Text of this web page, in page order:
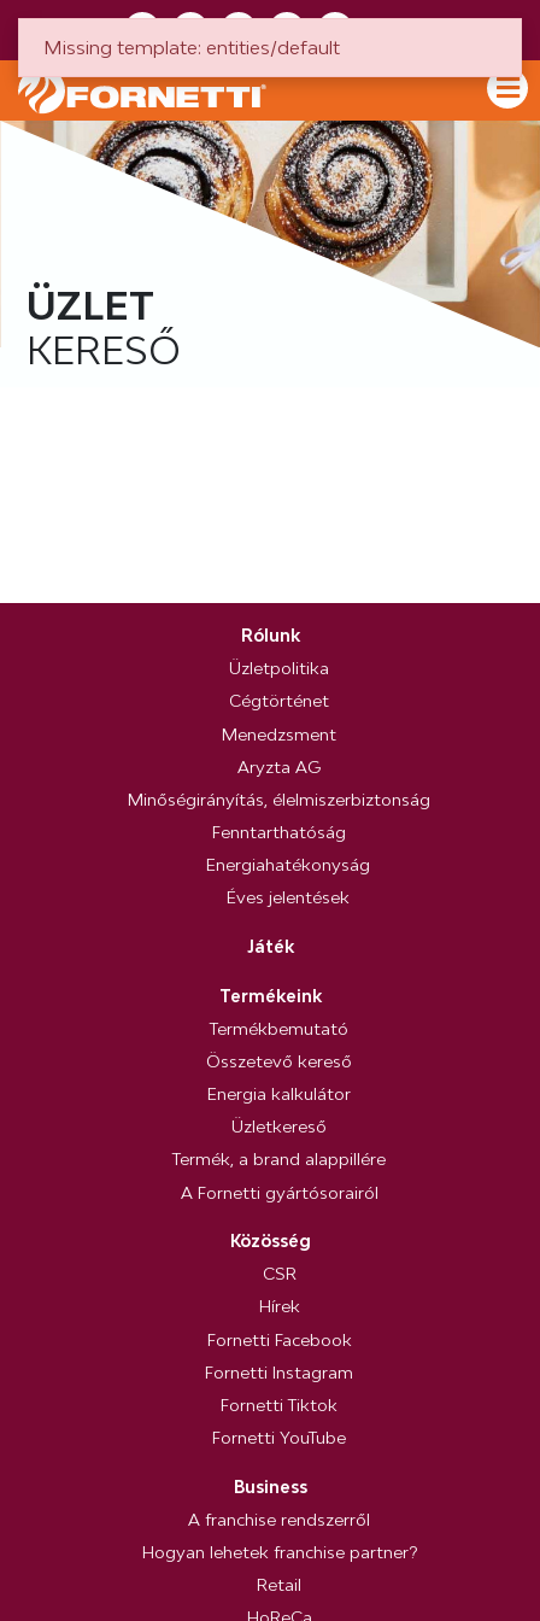
ÜZLET
KERESŐ
Rólunk
Üzletpolitika
Cégtörténet
Menedzsment
Aryzta AG
Minőségirányítás, élelmiszerbiztonság
Fenntarthatóság
Energiahatékonyság
Éves jelentések
Játék
Termékeink
Termékbemutató
Összetevő kereső
Energia kalkulátor
Üzletkereső
Termék, a brand alappillére
A Fornetti gyártósorairól
Közösség
CSR
Hírek
Fornetti Facebook
Fornetti Instagram
Fornetti Tiktok
Fornetti YouTube
Business
A franchise rendszerről
Hogyan lehetek franchise partner?
Retail
Missing template: entities/default